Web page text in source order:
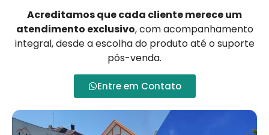
Acreditamos que cada cliente merece um
atendimento exclusivo, com acompanhamento
integral, desde a escolha do produto até o suporte
pós-venda.
Entre em Contato